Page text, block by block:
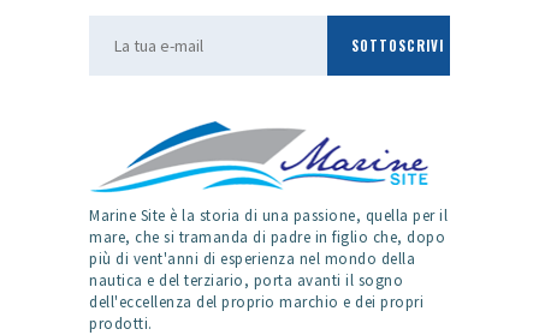
Marine Site è la storia di una passione, quella per il
mare, che si tramanda di padre in figlio che, dopo
più di vent'anni di esperienza nel mondo della
nautica e del terziario, porta avanti il sogno
dell'eccellenza del proprio marchio e dei propri
prodotti.